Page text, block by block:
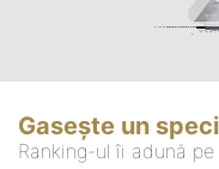
Gasește un
Ranking-ul îi adună